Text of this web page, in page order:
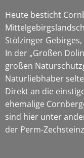
Heute besticht
Stölzinger
In der „Großen
großen
Naturliebhaber
Direkt an die
ehemalige
sind hier unter
der Perm-